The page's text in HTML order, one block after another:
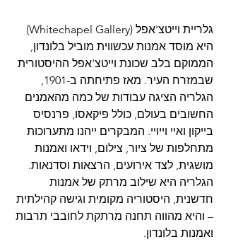
גלריית וייטצ'אפל (Whitechapel Gallery)
היא מוסד אמנות עכשווית מוביל בלונדון,
הממוקם בלב שכונת וייטצ'אפל ההיסטורית
הגלריה הציגה עבודות של כמה מהאמנים
החשובים בעולם, כולל פיקאסו, פרנסיס
בייקון ואיי וייויי. המבקרים ייהנו מתערוכות
מתחלפות של ציור, צילום, וידאו ואמנות
מושגית, לצד אירועים, הרצאות וסדנאות.
הגלריה היא שילוב מרתק של אמנות
חדשנית, היסטוריה מקומית וגישה קהילתית
– והיא מהווה תחנה מרתקת לחובבי תרבות
ואמנות בלונדון.